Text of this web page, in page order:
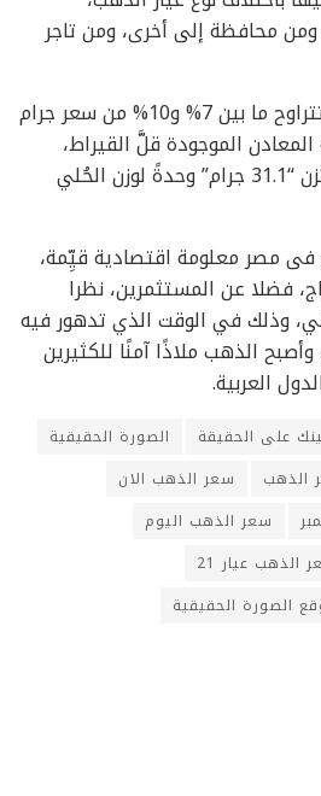
ومن محافظة إلى أخرى، ومن تاجر
وتمثل في الأغلب نسبة تتراوح ما بين 7% و10% من سعر جرام
الموجودة قلَّ القيراط،
وتُستخدم الأوقية التي تزن “31.1 جرام” وحدةً لوزن الحُلي
فى مصر معلومة اقتصادية قيِّمة،
فضلا عن المستثمرين، نظرا
وذلك في الوقت الذي تدهور فيه
الذهب ملاذًا آمنًا للكثيرين
العربية.
على الحقيقة
الصورة الحقيقية
الذهب
سعر الذهب الان
سعر الذهب اليوم
الذهب عيار 21
الصورة الحقيقية